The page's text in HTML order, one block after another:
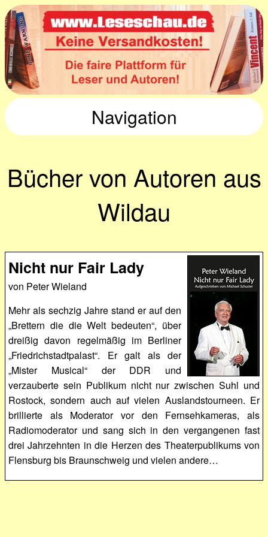
Navigation
Bücher von Autoren aus
Wildau
Nicht nur Fair Lady
von Peter Wieland
Mehr als sechzig Jahre stand er auf den
„Brettern die die Welt bedeuten“, über
dreißig davon regelmäßig im Berliner
„Friedrichstadtpalast“. Er galt als der
„Mister Musical“ der DDR und
verzauberte sein Publikum nicht nur zwischen Suhl und
Rostock, sondern auch auf vielen Auslandstourneen. Er
brillierte als Moderator vor den Fernsehkameras, als
Radiomoderator und sang sich in den vergangenen fast
drei Jahrzehnten in die Herzen des Theaterpublikums von
Flensburg bis Braunschweig und vielen andere…